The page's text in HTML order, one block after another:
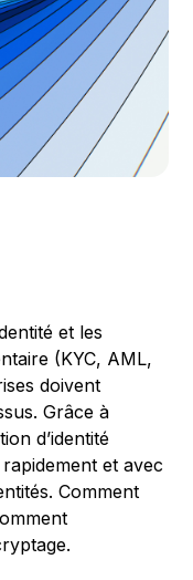
et les
(KYC, AML,
doivent
Grâce à
d’identité
et avec
Comment